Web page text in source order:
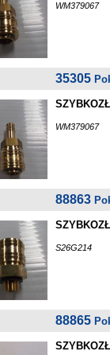
WM379067
35305
WM379067
88863
S26G214
88865